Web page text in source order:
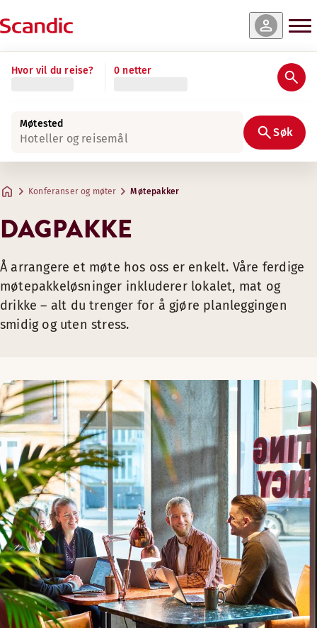
Hvor vil du reise? 0 netter
Møtested
Hoteller og reisemål Søk
Konferanser og møter Møtepakker
DAGPAKKE
Å arrangere et møte hos oss er enkelt. Våre ferdige
møtepakkeløsninger inkluderer lokalet, mat og
drikke – alt du trenger for å gjøre planleggingen
smidig og uten stress.
VÅR DAGPAKKE INKLUDERER MØTEROM, MAT
Kaffe, te og vanntilgjengelig utenfor møterommene
Morning Break : brødmat, croissanter, pålegg, frukt og
Konferanselunsj: buffet eller to-retters lunsj, inkluderer